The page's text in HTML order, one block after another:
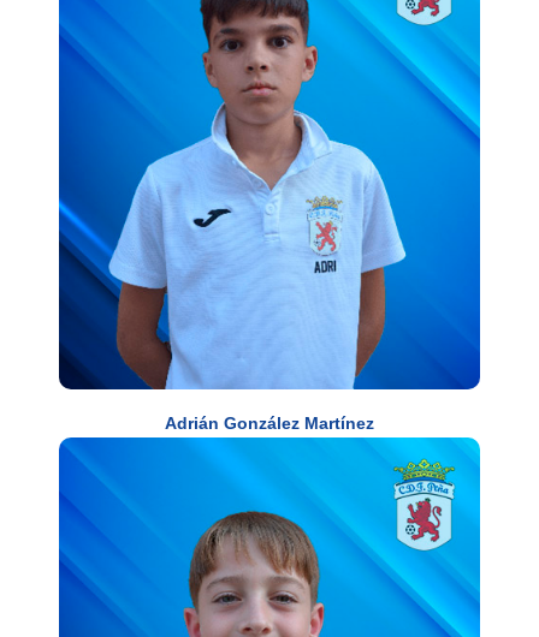
Adrián González Martínez